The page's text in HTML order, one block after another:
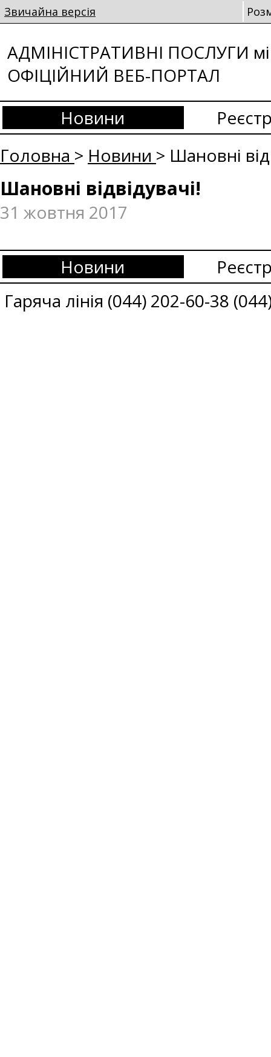
Звичайна версія
АДМІНІСТРАТИВНІ ПОСЛУГИ
ОФІЦІЙНИЙ ВЕБ-ПОРТАЛ
Новини
Головна > Новини > Шановні
Шановні відвідувачі!
31 жовтня 2017
Новини
Гаряча лінія (044) 202-60-38